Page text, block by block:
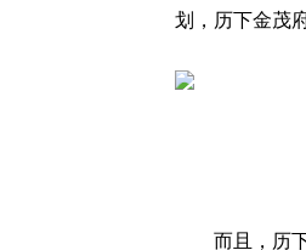
划，历下金茂
而且，历